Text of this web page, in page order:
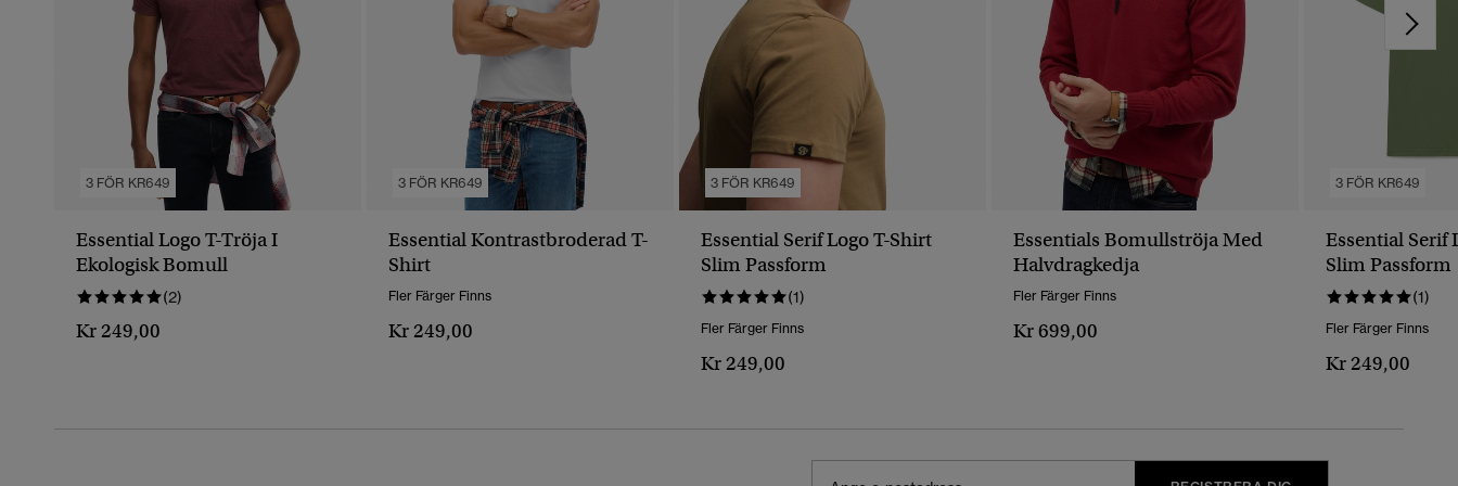
3 FÖR KR649
Essential Logo T-Tröja I
Ekologisk Bomull
(2)
Kr 249,00
3 FÖR KR649
Essential Kontrastbroderad T-
Shirt
Fler Färger Finns
Kr 249,00
3 FÖR KR649
Essential Serif Logo T-Shirt
Slim Passform
(1)
Fler Färger Finns
Kr 249,00
Essentials Bomullströja Med
Halvdragkedja
Fler Färger Finns
Kr 699,00
3 FÖR KR649
Essential Serif
Slim Passform
(1)
Fler Färger Finns
Kr 249,00